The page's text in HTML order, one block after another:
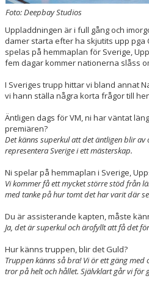
DOMARE & MATCHLEDARE
Foto: Deepbay Studios
Uppladdningen är i full gång och
damer starta efter ha skjutits upp
spelas på hemmaplan för Sverige,
fem dagar kommer nationerna slåss
I Sveriges trupp hittar vi bland annat
vi hann ställa några korta frågor till
Äntligen dags för VM, ni har väntat
premiären?
Det känns superkul att det äntligen blir
representera Sverige i ett mästerskap.
Ni spelar på hemmaplan i Sverige,
Vi kommer få ett mycket större stöd från
med tanke på hur tomt det har varit där
Du är assisterande kapten, måste
Ja, det är superkul och ärofyllt att få det
Hur känns truppen, blir det Guld?
Truppen känns så bra! Vi ör ett gäng
tror på helt och hållet. Självklart går vi för